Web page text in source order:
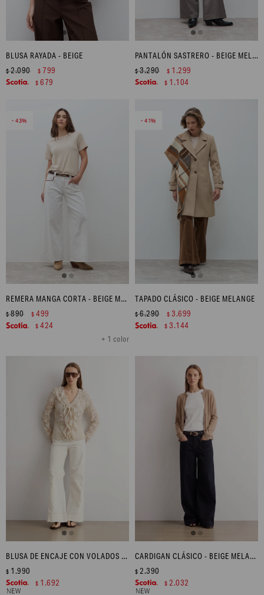
BLUSA RAYADA - BEIGE
$2.090 $ 799
$ 679
PANTALÓN SASTRERO - BEIGE MELANGE
$3.290 $ 1.299
$ 1.104
43
REMERA MANGA CORTA - BEIGE MELANGE
+ 1 color
$890 $ 499
$ 424
41
TAPADO CLÁSICO - BEIGE MELANGE
$6.290 $ 3.699
$ 3.144
BLUSA DE ENCAJE CON VOLADOS - BEIGE
$ 1.990
$ 1.692
CARDIGAN CLÁSICO - BEIGE MELANGE
$ 2.390
$ 2.032